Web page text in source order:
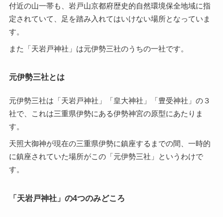
付近の山一帯も、岩戸山京都府歴史的自然環境保全地域に指
定されていて、足を踏み入れてはいけない場所となっていま
す。
また「天岩戸神社」は元伊勢三社のうちの一社です。
元伊勢三社とは
元伊勢三社は「天岩戸神社」「皇大神社」「豊受神社」の３
社で、これは三重県伊勢にある伊勢神宮の原型にあたりま
す。
天照大御神が現在の三重県伊勢に鎮座するまでの間、一時的
に鎮座されていた場所がこの「元伊勢三社」というわけで
す。
「天岩戸神社」の4つのみどころ